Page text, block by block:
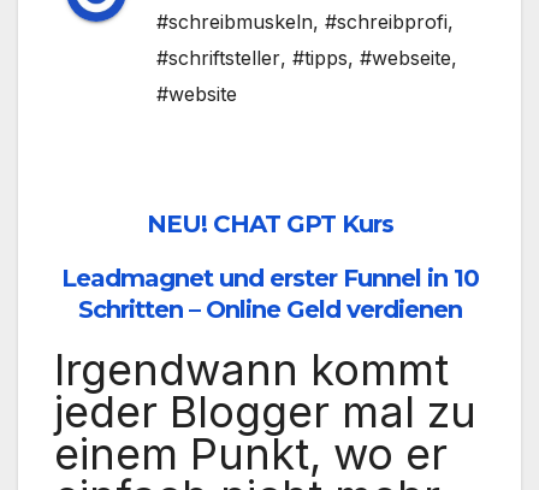
#schreibmuskeln, #schreibprofi,
#schriftsteller, #tipps, #webseite,
#website
NEU! CHAT GPT Kurs
Leadmagnet und erster Funnel in 10
Schritten – Online Geld verdienen
Irgendwann kommt
jeder Blogger mal zu
einem Punkt, wo er